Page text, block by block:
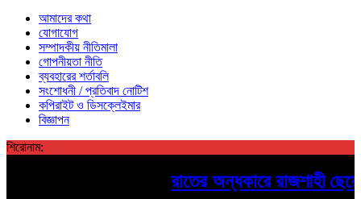
আমাদের কথা
যোগাযোগ
সম্পাদকীয় নীতিমালা
গোপনীয়তা নীতি
ব্যবহারের শর্তাবলি
সংশোধনী / প্রতিবাদ নোটিশ
কপিরাইট ও ডিসক্লেইমার
বিজ্ঞাপন
শিরোনাম:
রাতের অন্ধকারে রাজশাহী ছেয়ে